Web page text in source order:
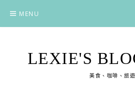
content
MENU
LEXIE'S
美食、咖啡、旅遊